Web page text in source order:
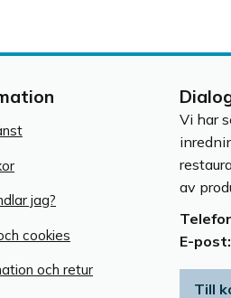
jag?
cookies
och retur
Vi har
av
E-post:
Till